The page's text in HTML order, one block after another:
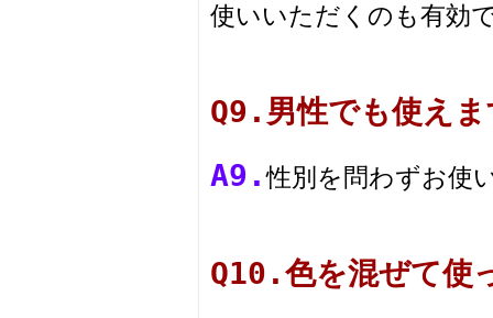
使いいただくのも有効
Q9.男性でも使え
A9.性別を問わずお使
Q10.色を混ぜて使